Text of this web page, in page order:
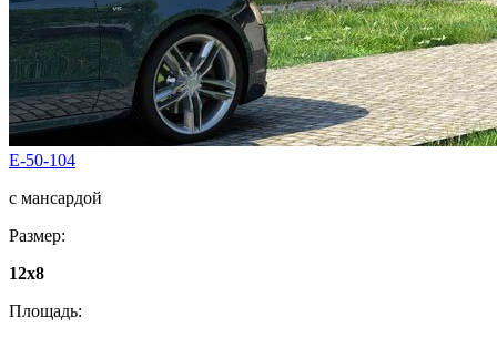
E-50-104
с мансардой
Размер:
12x8
Площадь: